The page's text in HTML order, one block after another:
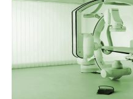
QUÉ
SALTAMOS
TÉRMINOS
WE